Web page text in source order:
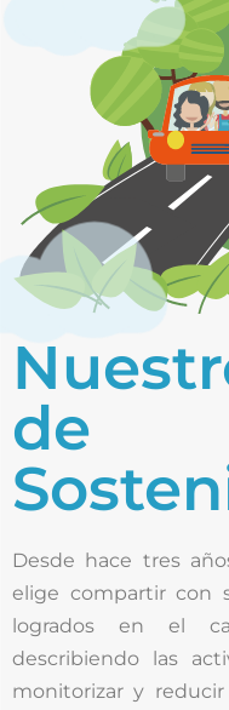
de
Desde hace tres
elige compartir con
logrados en el
describiendo las
monitorizar y